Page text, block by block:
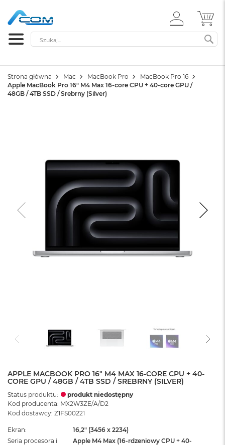
ZALOGUJ
SIĘ
Szukaj
Strona główna Mac MacBook Pro
MacBook Pro 16
Apple MacBook Pro 16" M4 Max 16-core CPU + 40-core GPU /
48GB / 4TB SSD / Srebrny (Silver)
APPLE MACBOOK PRO 16" M4 MAX 16-CORE CPU + 40-
CORE GPU / 48GB / 4TB SSD / SREBRNY (SILVER)
Status produktu:
produkt niedostępny
Kod producenta: MX2W3ZE/A/D2
Kod dostawcy: Z1FS00221
Ekran
16,2" (3456 x 2234)
Seria procesora i
Apple M4 Max (16-rdzeniowy CPU + 40-